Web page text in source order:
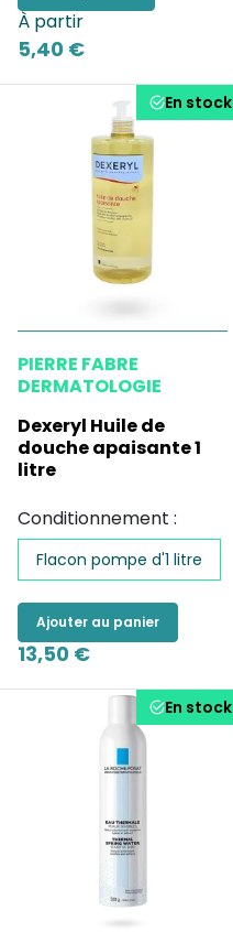
À partir
5,40 €
En stock
PIERRE FABRE
DERMATOLOGIE
Dexeryl Huile de
douche apaisante 1
litre
Conditionnement :
Flacon pompe d'1 litre
Ajouter au panier
13,50 €
En stock